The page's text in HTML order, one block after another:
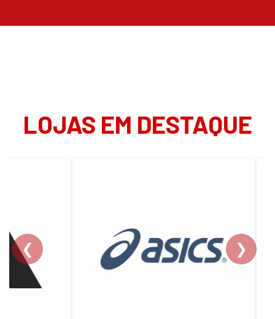
LOJAS EM DESTAQUE
❮ ❯